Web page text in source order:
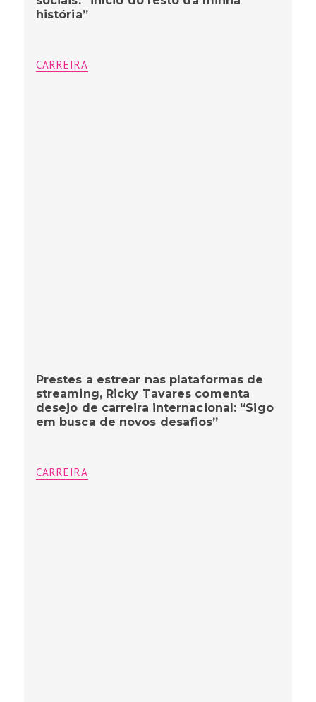
história”
CARREIRA
Prestes a estrear nas plataformas de
streaming, Ricky Tavares comenta
desejo de carreira internacional: “Sigo
em busca de novos desafios”
CARREIRA